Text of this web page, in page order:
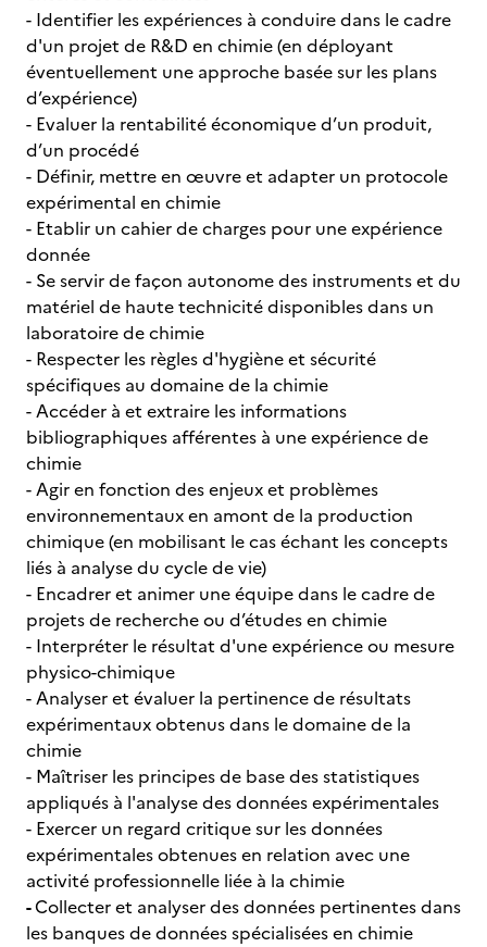
- Identifier les expériences à conduire dans le cadre
d'un projet de R&D en chimie (en déployant
éventuellement une approche basée sur les plans
d’expérience)
- Evaluer la rentabilité économique d’un produit,
d’un procédé
- Définir, mettre en œuvre et adapter un protocole
expérimental en chimie
- Etablir un cahier de charges pour une expérience
donnée
- Se servir de façon autonome des instruments et du
matériel de haute technicité disponibles dans un
laboratoire de chimie
- Respecter les règles d'hygiène et sécurité
spécifiques au domaine de la chimie
- Accéder à et extraire les informations
bibliographiques afférentes à une expérience de
chimie
- Agir en fonction des enjeux et problèmes
environnementaux en amont de la production
chimique (en mobilisant le cas échant les concepts
liés à analyse du cycle de vie)
- Encadrer et animer une équipe dans le cadre de
projets de recherche ou d’études en chimie
- Interpréter le résultat d'une expérience ou mesure
physico-chimique
- Analyser et évaluer la pertinence de résultats
expérimentaux obtenus dans le domaine de la
chimie
- Maîtriser les principes de base des statistiques
appliqués à l'analyse des données expérimentales
- Exercer un regard critique sur les données
expérimentales obtenues en relation avec une
activité professionnelle liée à la chimie
-Collecter et analyser des données pertinentes dans
les banques de données spécialisées en chimie